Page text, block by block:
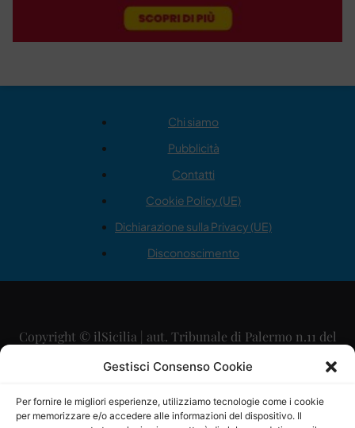
Gestisci Consenso Cookie
Per fornire le migliori esperienze, utilizziamo tecnologie come i cookie
per memorizzare e/o accedere alle informazioni del dispositivo. Il
Chi siamo
Pubblicità
Contatti
Cookie Policy (UE)
Dichiarazione sulla Privacy (UE)
Disconoscimento
Copyright © ilSicilia | aut. Tribunale di Palermo n.11 del
29/09/2015